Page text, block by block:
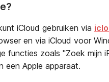
iCloud gebruiken via
en via iCloud voor
functies zoals "Zoek mijn
een Apple apparaat.